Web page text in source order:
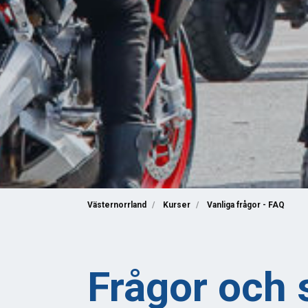
Västernorrland Kurser Vanliga frågor - FAQ
Frågor och